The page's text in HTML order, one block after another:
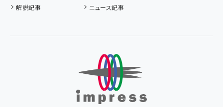
解説記事 ニュース記事